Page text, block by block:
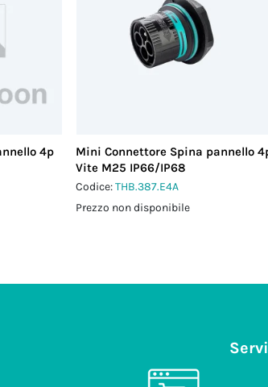
4p
Mini Connettore Spina pannello
Vite M25 IP66/IP68
Codice:THB.387.E4A
Prezzo non disponibile